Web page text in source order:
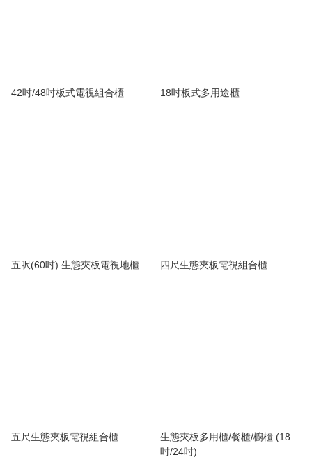
42吋/48吋板式電視組合櫃 18吋板式多用途櫃
五呎(60吋) 生態夾板電視地櫃 四尺生態夾板電視組合櫃
五尺生態夾板電視組合櫃
生態夾板多用櫃/餐櫃/櫥櫃 (18
吋/24吋)